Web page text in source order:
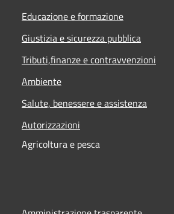
Educazione e formazione
Giustizia e sicurezza pubblica
Tributi,finanze e contravvenzioni
Ambiente
Salute, benessere e assistenza
Autorizzazioni
Agricoltura e pesca